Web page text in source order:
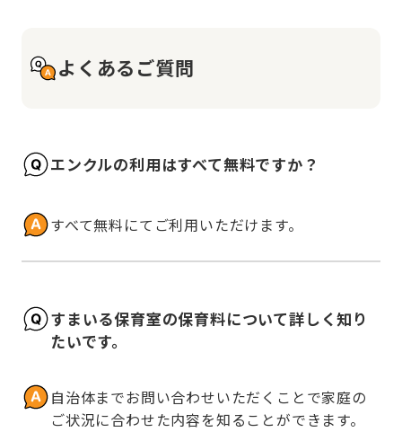
よくあるご質問
エンクルの利用はすべて無料ですか？
すべて無料にてご利用いただけます。
すまいる保育室の保育料について詳しく知り
たいです。
自治体までお問い合わせいただくことで家庭の
ご状況に合わせた内容を知ることができます。